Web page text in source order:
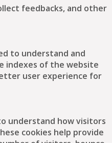
feedbacks, and other
to understand and
indexes of the website
user experience for
understand how visitors
cookies help provide